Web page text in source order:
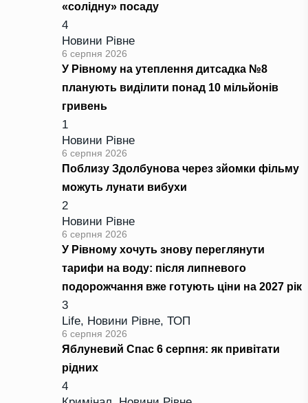
«солідну» посаду
4
Новини Рівне
6 серпня 2026
У Рівному на утеплення дитсадка №8
планують виділити понад 10 мільйонів
гривень
1
Новини Рівне
6 серпня 2026
Поблизу Здолбунова через зйомки фільму
можуть лунати вибухи
2
Новини Рівне
6 серпня 2026
У Рівному хочуть знову переглянути
тарифи на воду: після липневого
подорожчання вже готують ціни на 2027 рік
3
Life, Новини Рівне, ТОП
6 серпня 2026
Яблуневий Спас 6 серпня: як привітати
рідних
4